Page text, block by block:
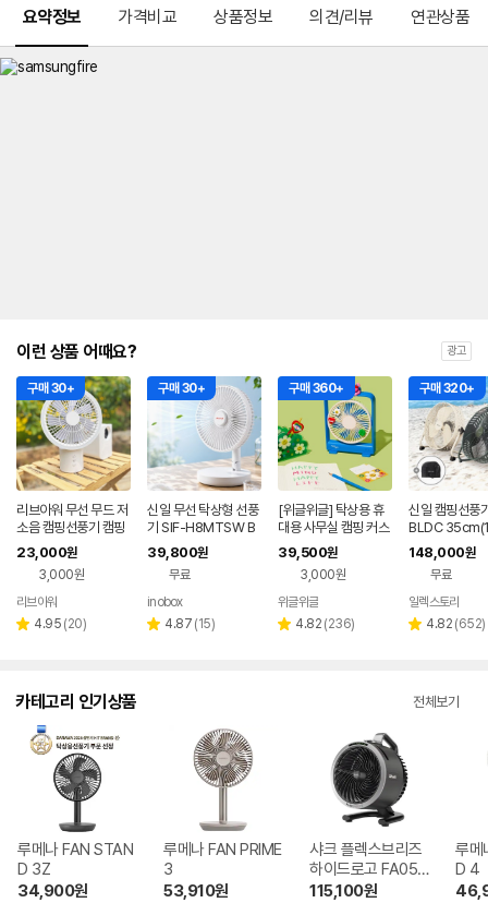
요약정보 가격비교 상품정보 의견/리뷰 연관상품
이런 상품 어때요? 광고
구매 30+
리브아워 무선 무드 저
소음 캠핑선풍기 캠핑
써큘레이터
23,000원
3,000원
페이
리브아워
별 4.95 리
(20)
구매 30+
신일 무선 탁상형 선풍
기 SIF-H8MTSW B
LDC 20cm 망분리 접
이식 휴대용 캠핑용
39,800원
무료
페이
inobox
별 4.87 리
(15)
구매 360+
[위글위글] 탁상용 휴
대용 사무실 캠핑 커스
텀 데스크팬 - Wiggle
Friends
39,500원
3,000원
페이
위글위글
별 4.82 리
(236)
구매 320+
신일 캠핑선풍
BLDC
치) 소형 휴대
용 충전식 써큘
148,000원
무료
일렉스토리
별 4.82 리
(652)
카테고리 인기상품 전체보기
루메나 FAN STAN
D 3Z
34,900원
루메나 FAN PRIME
3
53,910원
샤크 플렉스브리즈
하이드로고 FA050
KR
115,100원
루메
D 4